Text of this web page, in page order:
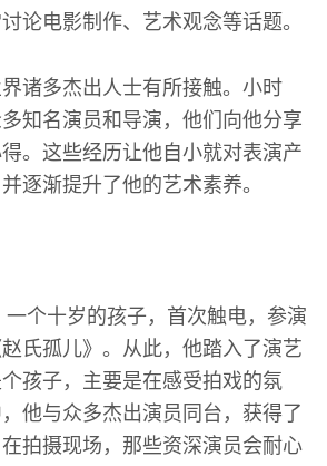
论电影制作、艺术观念等话题。
诸多杰出人士有所接触。小时
知名演员和导演，他们向他分享
。这些经历让他自小就对表演产
逐渐提升了他的艺术素养。
个十岁的孩子，首次触电，参演
赵氏孤儿》。从此，他踏入了演艺
孩子，主要是在感受拍戏的氛
他与众多杰出演员同台，获得了
拍摄现场，那些资深演员会耐心